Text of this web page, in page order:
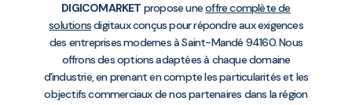
DIGICOMARKET propose uneoffre complète de
solutionsdigitaux conçus pour répondre aux exigences
des entreprises modernes à Saint-Mandé 94160. Nous
offrons des options adaptées à chaque domaine
d’industrie, en prenant en compte les particularités et les
objectifs commerciaux de nos partenaires dans la région